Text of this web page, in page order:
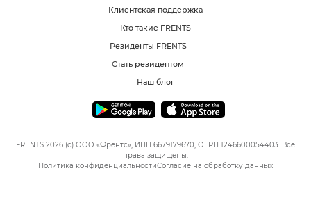
Клиентская поддержка
Кто такие FRENTS
Резиденты FRENTS
Стать резидентом
Наш блог
FRENTS 2026 (c) ООО «Френтс», ИНН 6679179670, ОГРН 1246600054403. Все
права защищены.
Политика конфиденциальностиСогласие на обработку данных